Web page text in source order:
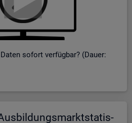
so­fort ver­füg­bar? (Dauer: